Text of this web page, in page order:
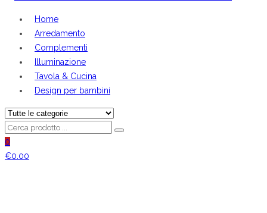
Home
Arredamento
Complementi
Illuminazione
Tavola & Cucina
Design per bambini
0
€0.00